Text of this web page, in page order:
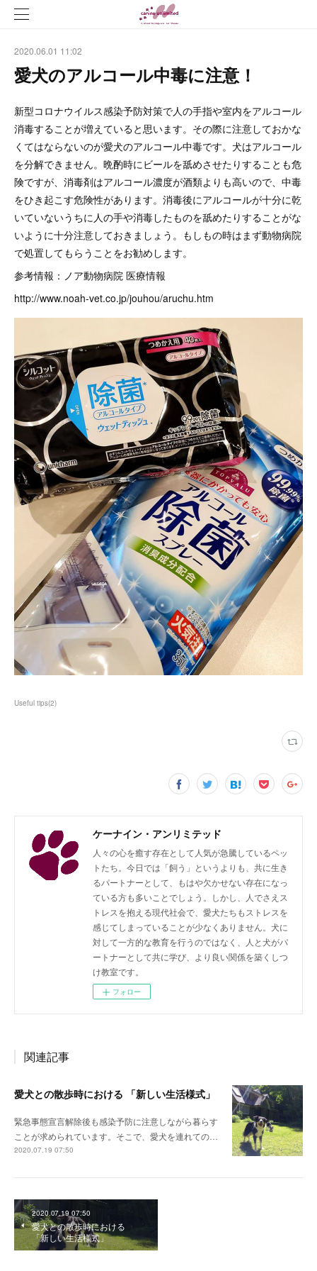
2020.06.01 11:02
愛犬のアルコール中毒に注意！
新型コロナウイルス感染予防対策で人の手指や室内をアルコール
消毒することが増えていると思います。その際に注意しておかな
くてはならないのが愛犬のアルコール中毒です。犬はアルコール
を分解できません。晩酌時にビールを舐めさせたりすることも危
険ですが、消毒剤はアルコール濃度が酒類よりも高いので、中毒
をひき起こす危険性があります。消毒後にアルコールが十分に乾
いていないうちに人の手や消毒したものを舐めたりすることがな
いように十分注意しておきましょう。もしもの時はまず動物病院
で処置してもらうことをお勧めします。
参考情報：ノア動物病院 医療情報
http://www.noah-vet.co.jp/jouhou/aruchu.htm
Useful tips(2)
ケーナイン・アンリミテッド
人々の心を癒す存在として人気が急騰しているペッ
トたち。今日では「飼う」というよりも、共に生き
るパートナーとして、もはや欠かせない存在になっ
ている方も多いことでしょう。しかし、人でさえス
トレスを抱える現代社会で、愛犬たちもストレスを
感じてしまっていることが少なくありません。犬に
対して一方的な教育を行うのではなく、人と犬がパ
ートナーとして共に学び、より良い関係を築くしつ
け教室です。
フォロー
関連記事
愛犬との散歩時における 「新しい生活様式」
緊急事態宣言解除後も感染予防に注意しながら暮らす
ことが求められています。そこで、愛犬を連れての…
2020.07.19 07:50
2020.07.19 07:50
愛犬との散歩時における
「新しい生活様式」